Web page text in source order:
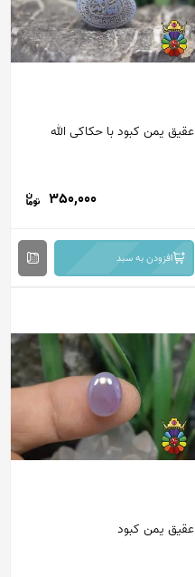
عقیق یمن کبود با حکاکی الله
350,000
افزودن به سبد
عقیق یمن کبود